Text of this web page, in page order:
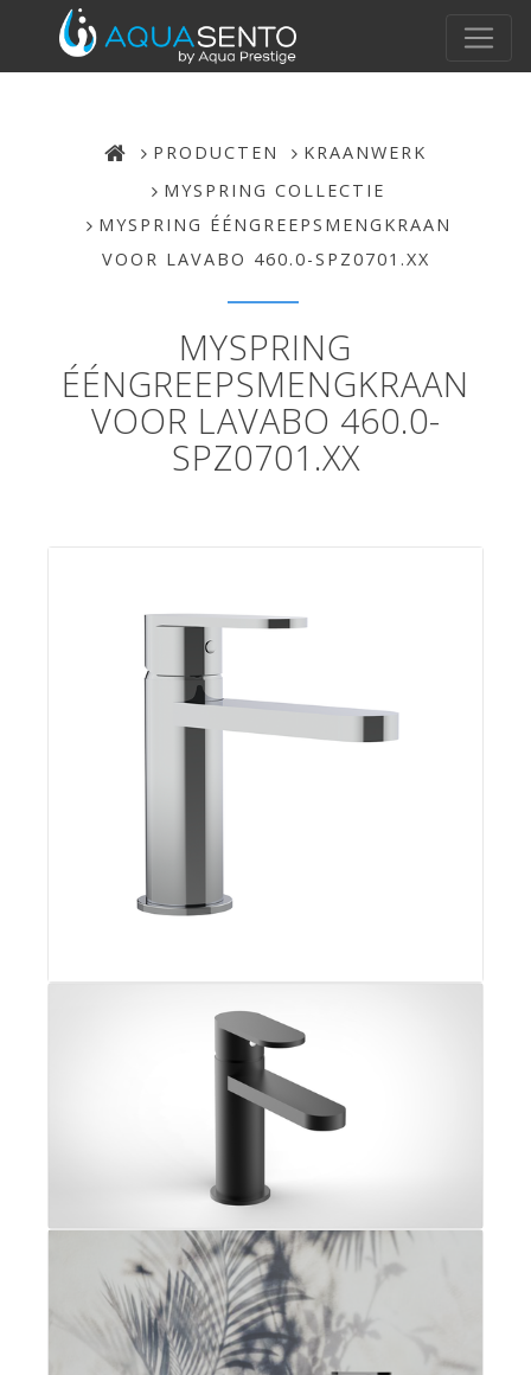
PRODUCTEN
KRAANWERK
MYSPRING COLLECTIE
MYSPRING ÉÉNGREEPSMENGKRAAN
VOOR LAVABO 460.0-SPZ0701.XX
MYSPRING
ÉÉNGREEPSMENGKRAAN
VOOR LAVABO 460.0-
SPZ0701.XX